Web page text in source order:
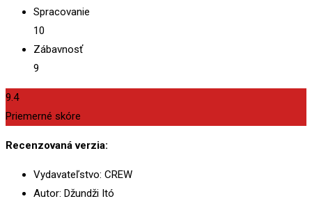
Spracovanie
10
Zábavnosť
9
9.4
Priemerné skóre
Recenzovaná verzia:
Vydavateľstvo: CREW
Autor: Džundži Itó